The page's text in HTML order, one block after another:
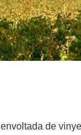
de